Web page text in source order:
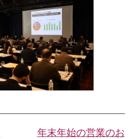
年末年始の営業のお